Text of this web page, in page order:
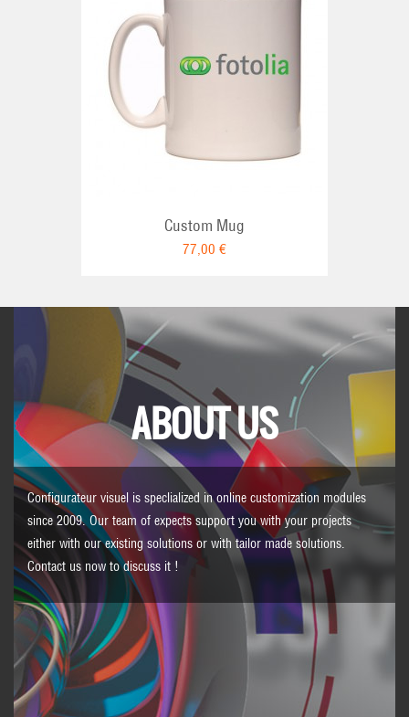
Custom Mug
77,00 €
ABOUT US
Configurateur visuel is speclialized in online customization modules
since 2009. Our team of expects support you with your projects
either with our existing solutions or with tailor made solutions.
Contact us now to discuss it !